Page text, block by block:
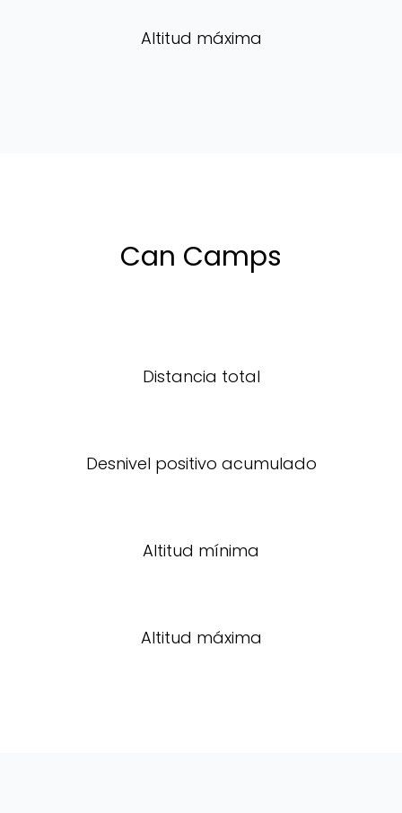
Altitud máxima
Can Camps
Distancia total
Desnivel positivo acumulado
Altitud mínima
Altitud máxima